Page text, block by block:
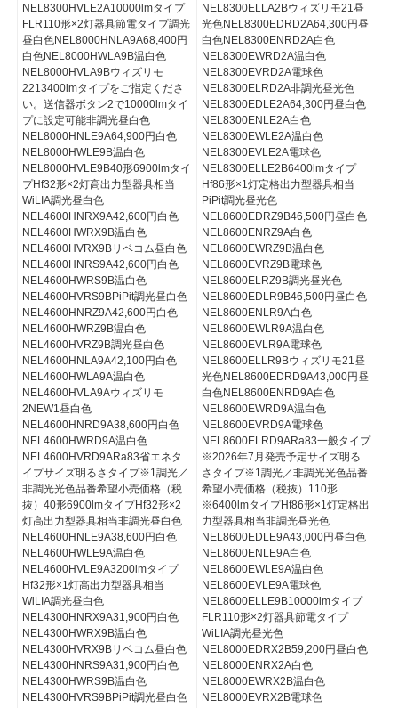
NEL8300HVLE2A10000lmタイプ
FLR110形×2灯器具節電タイプ調光
昼白色NEL8000HNLA9A68,400円
白色NEL8000HWLA9B温白色
NEL8000HVLA9Bウィズリモ
2213400lmタイプをご指定くださ
い。送信器ボタン2で10000lmタイ
プに設定可能非調光昼白色
NEL8000HNLE9A64,900円白色
NEL8000HWLE9B温白色
NEL8000HVLE9B40形6900lmタイ
プHf32形×2灯高出力型器具相当
WiLIA調光昼白色
NEL4600HNRX9A42,600円白色
NEL4600HWRX9B温白色
NEL4600HVRX9Bリベコム昼白色
NEL4600HNRS9A42,600円白色
NEL4600HWRS9B温白色
NEL4600HVRS9BPiPit調光昼白色
NEL4600HNRZ9A42,600円白色
NEL4600HWRZ9B温白色
NEL4600HVRZ9B調光昼白色
NEL4600HNLA9A42,100円白色
NEL4600HWLA9A温白色
NEL4600HVLA9Aウィズリモ
2NEW1昼白色
NEL4600HNRD9A38,600円白色
NEL4600HWRD9A温白色
NEL4600HVRD9ARa83省エネタ
イプサイズ明るさタイプ※1調光／
非調光光色品番希望小売価格（税
抜）40形6900lmタイプHf32形×2
灯高出力型器具相当非調光昼白色
NEL4600HNLE9A38,600円白色
NEL4600HWLE9A温白色
NEL4600HVLE9A3200lmタイプ
Hf32形×1灯高出力型器具相当
WiLIA調光昼白色
NEL4300HNRX9A31,900円白色
NEL4300HWRX9B温白色
NEL4300HVRX9Bリベコム昼白色
NEL4300HNRS9A31,900円白色
NEL4300HWRS9B温白色
NEL4300HVRS9BPiPit調光昼白色
NEL8300ELLA2Bウィズリモ21昼
光色NEL8300EDRD2A64,300円昼
白色NEL8300ENRD2A白色
NEL8300EWRD2A温白色
NEL8300EVRD2A電球色
NEL8300ELRD2A非調光昼光色
NEL8300EDLE2A64,300円昼白色
NEL8300ENLE2A白色
NEL8300EWLE2A温白色
NEL8300EVLE2A電球色
NEL8300ELLE2B6400lmタイプ
Hf86形×1灯定格出力型器具相当
PiPit調光昼光色
NEL8600EDRZ9B46,500円昼白色
NEL8600ENRZ9A白色
NEL8600EWRZ9B温白色
NEL8600EVRZ9B電球色
NEL8600ELRZ9B調光昼光色
NEL8600EDLR9B46,500円昼白色
NEL8600ENLR9A白色
NEL8600EWLR9A温白色
NEL8600EVLR9A電球色
NEL8600ELLR9Bウィズリモ21昼
光色NEL8600EDRD9A43,000円昼
白色NEL8600ENRD9A白色
NEL8600EWRD9A温白色
NEL8600EVRD9A電球色
NEL8600ELRD9ARa83一般タイプ
※2026年7月発売予定サイズ明る
さタイプ※1調光／非調光光色品番
希望小売価格（税抜）110形
※6400lmタイプHf86形×1灯定格出
力型器具相当非調光昼光色
NEL8600EDLE9A43,000円昼白色
NEL8600ENLE9A白色
NEL8600EWLE9A温白色
NEL8600EVLE9A電球色
NEL8600ELLE9B10000lmタイプ
FLR110形×2灯器具節電タイプ
WiLIA調光昼光色
NEL8000EDRX2B59,200円昼白色
NEL8000ENRX2A白色
NEL8000EWRX2B温白色
NEL8000EVRX2B電球色